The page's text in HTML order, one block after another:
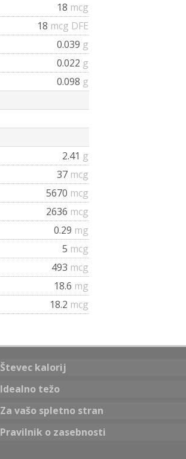
18 mcg
18 mcg DFE
0.039 g
0.022 g
0.098 g
2.41 g
37 mcg
5670 mcg
2636 mcg
0.29 mg
5 mcg
493 mcg
18.6 mg
18.2 mcg
Števec kalorij
Idealno težo
Za vašo spletno stran
Pravilnik o zasebnosti